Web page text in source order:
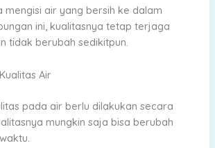
mengisi air yang bersih ke dalam
ini, kualitasnya tetap terjaga
tidak berubah sedikitpun.
Air
pada air berlu dilakukan secara
mungkin saja bisa berubah